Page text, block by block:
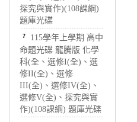
探究與實作)(108課綱)
題庫光碟
7 115學年上學期 高中
命題光碟 龍騰版 化學
科(全、選修I(全)、選
修II(全)、選修
III(全)、選修IV(全)、
選修V(全)、探究與實
作)(108課綱) 題庫光碟